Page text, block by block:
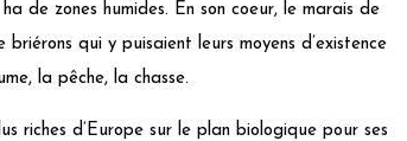
de zones humides. En son coeur, le marais de
qui y puisaient leurs moyens d’existence
la pêche, la chasse.
riches d’Europe sur le plan biologique pour ses